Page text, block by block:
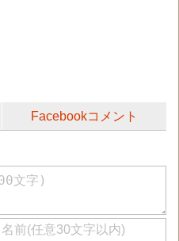
Facebookコメント